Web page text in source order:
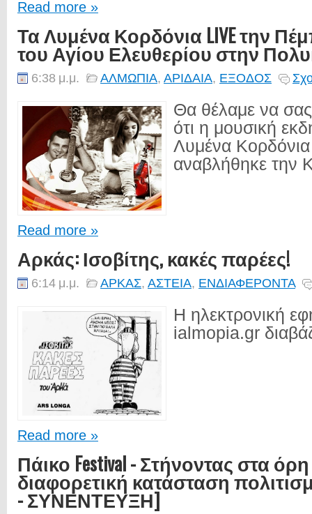
Read more »
Τα Λυμένα Κορδόνια LIVE την
του Αγίου Ελευθερίου στην
6:38 μ.μ. ΑΛΜΩΠΙΑ, ΑΡΙΔΑΙΑ, ΕΞΟΔΟΣ
Θα θέλαμε να
ότι η μουσική
Λυμένα
αναβλήθηκε την
Read more »
Αρκάς: Ισοβίτης, κακές παρέες!
6:14 μ.μ. ΑΡΚΑΣ, ΑΣΤΕΙΑ, ΕΝΔΙΑΦΕΡΟΝΤΑ
Η ηλεκτρονική
ialmopia.gr
Read more »
Πάικο Festival - Στήνοντας στα
διαφορετική κατάσταση
- ΣΥΝΕΝΤΕΥΞΗ]